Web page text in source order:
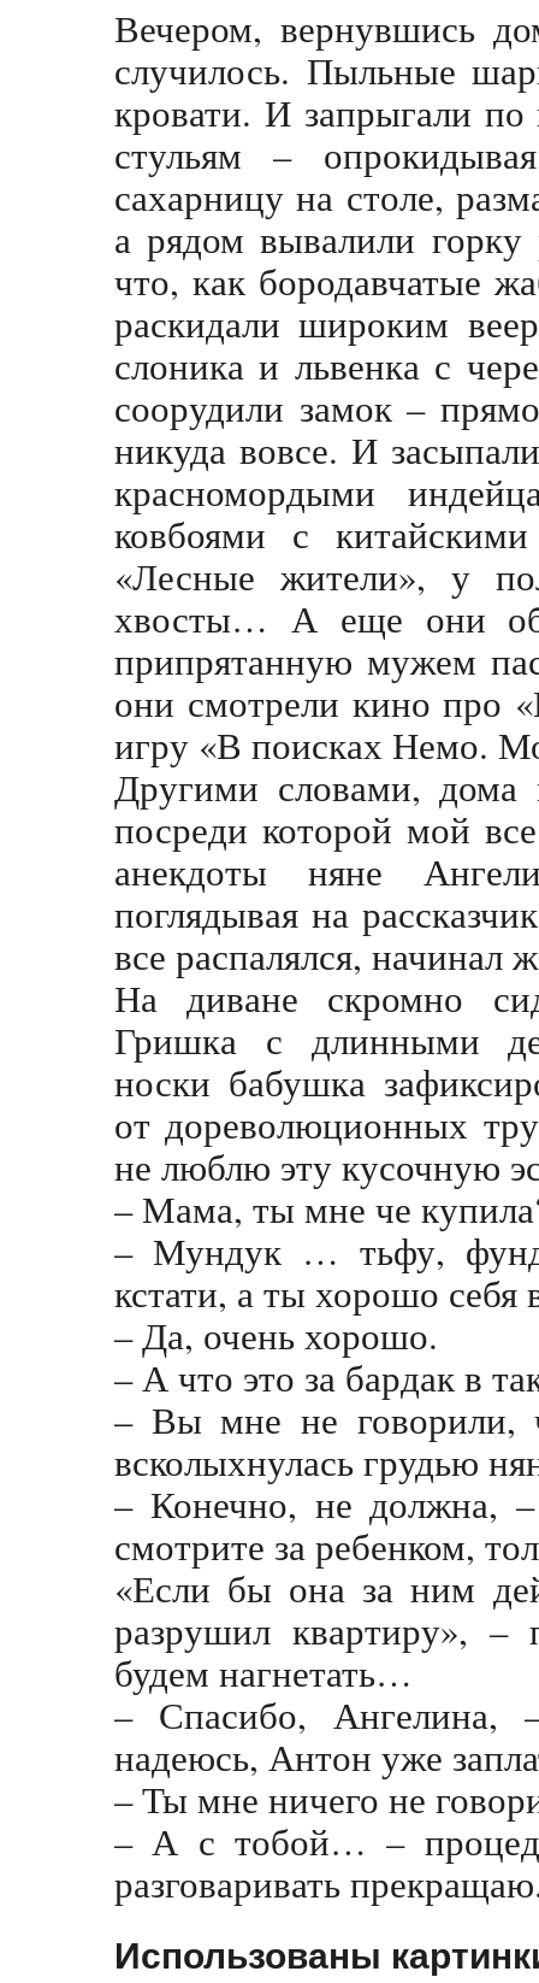
Вечером, вернувшись
случилось. Пыльные
кровати. И запрыгали
стульям –
сахарницу на столе,
а рядом вывалили
что, как бородавчатые
раскидали широким
слоника и львенка с
соорудили замок –
никуда вовсе. И
красномордыми
ковбоями с
«Лесные жители», у
хвосты… А еще они
припрятанную мужем
они смотрели кино про
игру «В поисках Немо.
Другими словами, дома
посреди которой мой
анекдоты няне
поглядывая на
все распалялся, начинал
На диване скромно
Гришка с длинными
носки бабушка
от дореволюционных
не люблю эту кусочную
– Мама, ты мне че
– Мундук … тьфу,
кстати, а ты хорошо себя
– Да, очень хорошо.
– А что это за бардак в
– Вы мне не говорили,
всколыхнулась грудью
– Конечно, не должна,
смотрите за ребенком,
«Если бы она за ним
разрушил квартиру»,
будем нагнетать…
– Спасибо, Ангелина,
надеюсь, Антон уже
– Ты мне ничего не
– А с тобой… –
разговаривать
Использованы